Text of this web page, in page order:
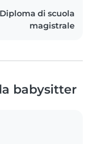
Diploma di scuola
magistrale
babysitter